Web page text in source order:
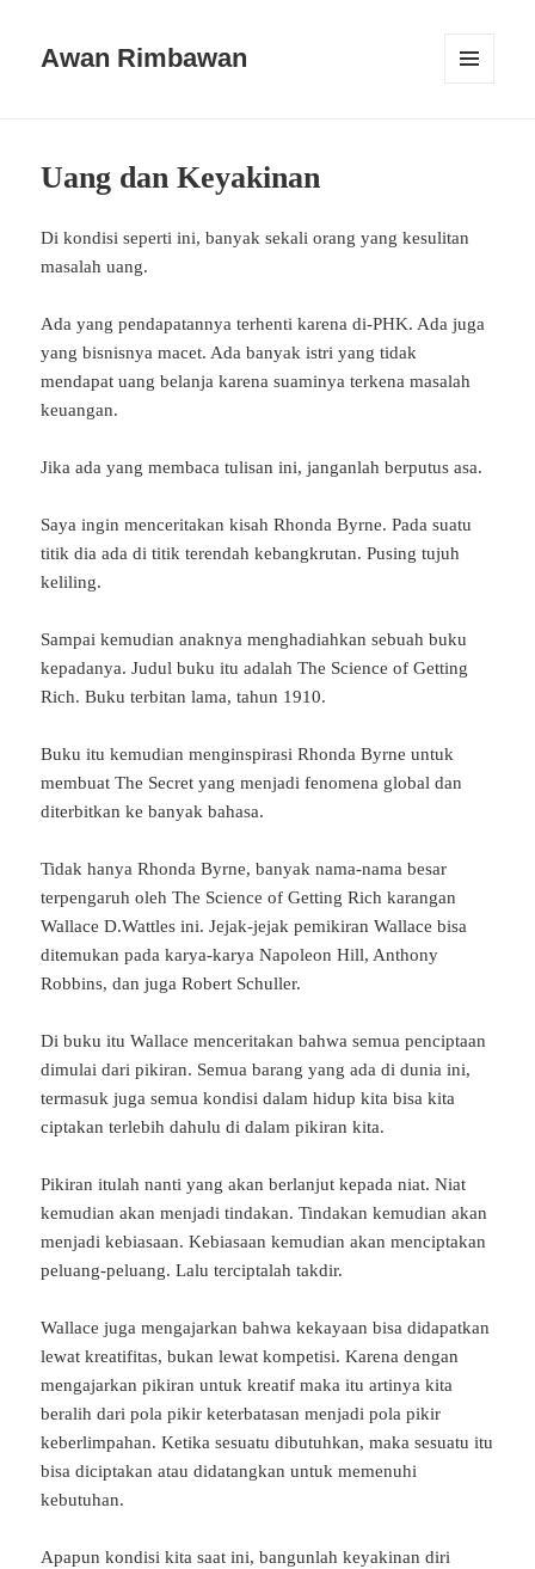
Awan Rimbawan
Uang dan Keyakinan
Di kondisi seperti ini, banyak sekali orang yang kesulitan
masalah uang.
Ada yang pendapatannya terhenti karena di-PHK. Ada juga
yang bisnisnya macet. Ada banyak istri yang tidak
mendapat uang belanja karena suaminya terkena masalah
keuangan.
Jika ada yang membaca tulisan ini, janganlah berputus asa.
Saya ingin menceritakan kisah Rhonda Byrne. Pada suatu
titik dia ada di titik terendah kebangkrutan. Pusing tujuh
keliling.
Sampai kemudian anaknya menghadiahkan sebuah buku
kepadanya. Judul buku itu adalah The Science of Getting
Rich. Buku terbitan lama, tahun 1910.
Buku itu kemudian menginspirasi Rhonda Byrne untuk
membuat The Secret yang menjadi fenomena global dan
diterbitkan ke banyak bahasa.
Tidak hanya Rhonda Byrne, banyak nama-nama besar
terpengaruh oleh The Science of Getting Rich karangan
Wallace D.Wattles ini. Jejak-jejak pemikiran Wallace bisa
ditemukan pada karya-karya Napoleon Hill, Anthony
Robbins, dan juga Robert Schuller.
Di buku itu Wallace menceritakan bahwa semua penciptaan
dimulai dari pikiran. Semua barang yang ada di dunia ini,
termasuk juga semua kondisi dalam hidup kita bisa kita
ciptakan terlebih dahulu di dalam pikiran kita.
Pikiran itulah nanti yang akan berlanjut kepada niat. Niat
kemudian akan menjadi tindakan. Tindakan kemudian akan
menjadi kebiasaan. Kebiasaan kemudian akan menciptakan
peluang-peluang. Lalu terciptalah takdir.
Wallace juga mengajarkan bahwa kekayaan bisa didapatkan
lewat kreatifitas, bukan lewat kompetisi. Karena dengan
mengajarkan pikiran untuk kreatif maka itu artinya kita
beralih dari pola pikir keterbatasan menjadi pola pikir
keberlimpahan. Ketika sesuatu dibutuhkan, maka sesuatu itu
bisa diciptakan atau didatangkan untuk memenuhi
kebutuhan.
Apapun kondisi kita saat ini, bangunlah keyakinan diri